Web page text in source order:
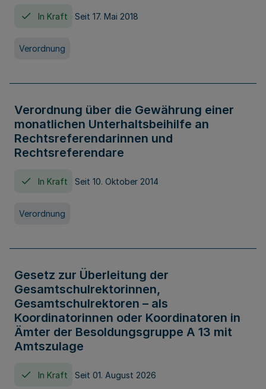
In Kraft Seit 17. Mai 2018
Verordnung
Verordnung über die Gewährung einer
monatlichen Unterhaltsbeihilfe an
Rechtsreferendarinnen und
Rechtsreferendare
In Kraft Seit 10. Oktober 2014
Verordnung
Gesetz zur Überleitung der
Gesamtschulrektorinnen,
Gesamtschulrektoren – als
Koordinatorinnen oder Koordinatoren in
Ämter der Besoldungsgruppe A 13 mit
Amtszulage
In Kraft Seit 01. August 2026